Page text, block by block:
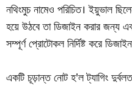
নথিংমুচ নামেও পরিচিত। ইয়ুভাল
হয়ে উঠবে তা ডিজাইন করার জন্য
সম্পূর্ণ প্রোটোকল নির্দিষ্ট করে
একটি চূড়ান্ত নোট হ'ল ট্যাগিং